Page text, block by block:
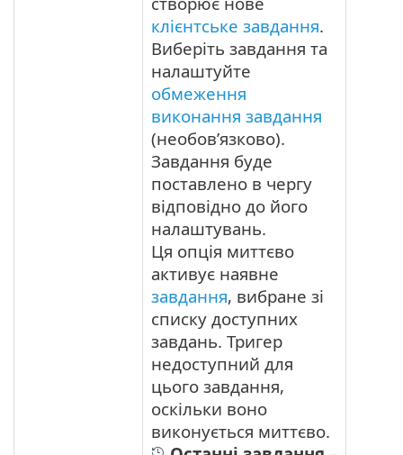
клієнтське завдання.
Виберіть завдання та
налаштуйте
обмеження
виконання завдання
(необов’язково).
Завдання буде
поставлено в чергу
відповідно до його
налаштувань.
Ця опція миттєво
активує наявне
завдання, вибране зі
списку доступних
завдань. Тригер
недоступний для
цього завдання,
оскільки воно
виконується миттєво.